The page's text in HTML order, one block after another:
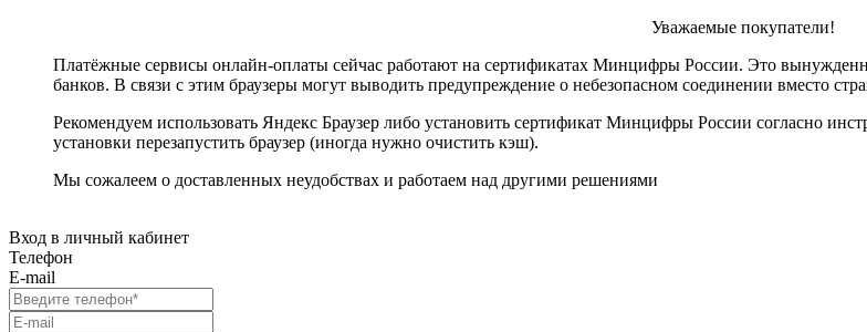
Уважаемые покупатели!
Платёжные сервисы онлайн-оплаты сейчас работают на сертификатах Минцифры России. Это
банков. В связи с этим браузеры могут выводить предупреждение о небезопасном соединении вместо
Рекомендуем использовать Яндекс Браузер либо установить сертификат Минцифры России согласно
установки перезапустить браузер (иногда нужно очистить кэш).
Мы сожалеем о доставленных неудобствах и работаем над другими решениями
Вход в личный кабинет
Телефон
E-mail